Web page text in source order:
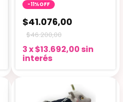
-11%OFF
$41.076,00
$46.200,00
3x$13.692,00 sin
interés